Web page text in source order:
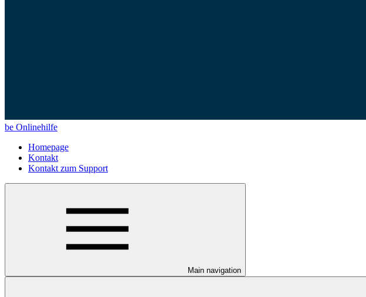
be Onlinehilfe
Homepage
Kontakt
Kontakt zum Support
Main navigation